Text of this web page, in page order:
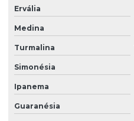
Ervália
Medina
Turmalina
Simonésia
Ipanema
Guaranésia